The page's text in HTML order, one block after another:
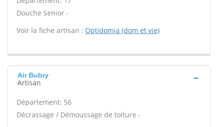
Douche Senior -
Voir la fiche artisan : Optidomia (dom et vie)
Air Bubry
Artisan
Département: 56
Décrassage / Démoussage de toiture -